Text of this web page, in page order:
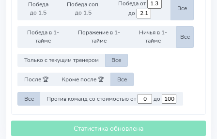
Победа
до 1.5
Победа соп.
до 1.5
Победа от
до
Все
Победа в 1-
тайме
Поражение в 1-
тайме
Ничья в 1-
тайме
Все
Только с текущим тренером Все
После 🏆 Кроме после 🏆 Все
Все Против команд со стоимостью от до
Статистика обновлена